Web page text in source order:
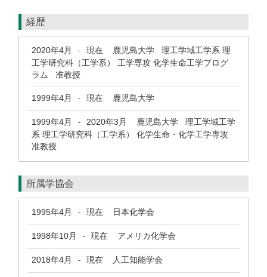
経歴
2020年4月 - 現在 鹿児島大学 理工学域工学系 理
工学研究科（工学系） 工学専攻 化学生命工学プログ
ラム 准教授
1999年4月 - 現在 鹿児島大学
1999年4月 - 2020年3月
鹿児島大学 理工学域工学
系 理工学研究科（工学系） 化学生命・化学工学専攻
准教授
所属学協会
1995年4月 - 現在 日本化学会
1998年10月 - 現在 アメリカ化学会
2018年4月 - 現在 人工知能学会